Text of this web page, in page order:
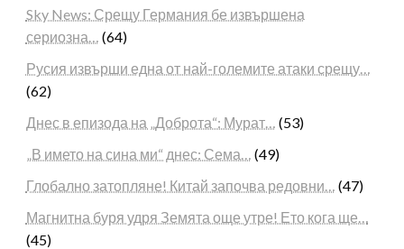
Sky News: Срещу Германия бе извършена
сериозна… (64)
Русия извърши една от най-големите атаки срещу…
(62)
Днес в епизода на „Доброта“: Мурат… (53)
„В името на сина ми“ днес: Сема… (49)
Глобално затопляне! Китай започва редовни… (47)
Магнитна буря удря Земята още утре! Ето кога ще…
(45)